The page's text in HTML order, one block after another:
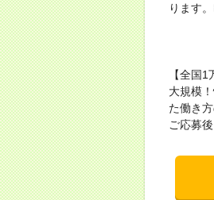
ります
【全国
大規模
た働き
ご応募